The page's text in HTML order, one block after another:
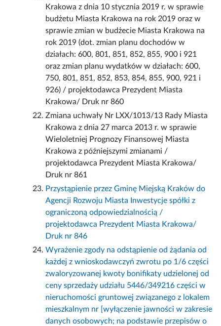
Krakowa z dnia 10 stycznia 2019 r. w sprawie
budżetu Miasta Krakowa na rok 2019 oraz w
sprawie zmian w budżecie Miasta Krakowa na
rok 2019 (dot. zmian planu dochodów w
działach: 600, 801, 851, 852, 855, 900 i 921
oraz zmian planu wydatków w działach: 600,
750, 801, 851, 852, 853, 854, 855, 900, 921 i
926) / projektodawca Prezydent Miasta
Krakowa/ Druk nr 860
Zmiana uchwały Nr LXX/1013/13 Rady Miasta
Krakowa z dnia 27 marca 2013 r. w sprawie
Wieloletniej Prognozy Finansowej Miasta
Krakowa z późniejszymi zmianami /
projektodawca Prezydent Miasta Krakowa/
Druk nr 861
Przystąpienie przez Gminę Miejską Kraków do
Agencji Rozwoju Miasta Inwestycje spółki z
ograniczoną odpowiedzialnością /
projektodawca Prezydent Miasta Krakowa/
Druk nr 846
Wyrażenie zgody na odstąpienie od żądania od
każdej z wnioskodawczyń zwrotu po 1/6 części
zwaloryzowanej kwoty bonifikaty udzielonej od
ceny sprzedaży udziału 5446/349216 części w
nieruchomości gruntowej związanego z lokalem
mieszkalnym nr [wyłączenie jawności w zakresie
danych osobowych; na podstawie przepisów o